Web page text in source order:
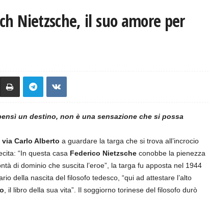
Nietzsche, il suo amore per
un destino, non è una sensazione che si possa
via Carlo Alberto a guardare la targa che si trova all’incrocio
“In questa casa Federico Nietzsche conobbe la pienezza
di dominio che suscita l’eroe”, la targa fu apposta nel 1944
della nascita del filosofo tedesco, “qui ad attestare l’alto
, il libro della sua vita”. Il soggiorno torinese del filosofo durò